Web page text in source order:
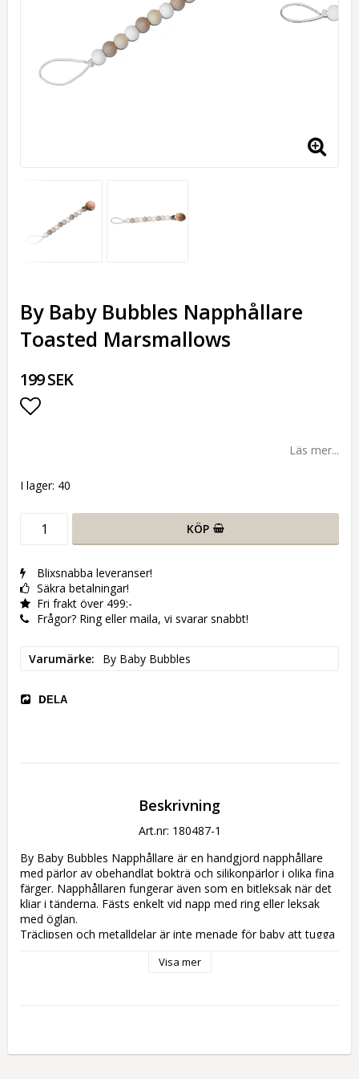
By Baby Bubbles Napphållare
Toasted Marsmallows
199 SEK
Läs mer...
I lager: 40
KÖP
Blixsnabba leveranser!
Säkra betalningar!
Fri frakt över 499:-
Frågor? Ring eller maila, vi svarar snabbt!
Varumärke By Baby Bubbles
DELA
Beskrivning
Art.nr: 180487-1
By Baby Bubbles Napphållare är en handgjord napphållare
med pärlor av obehandlat bokträ och silikonpärlor i olika fina
färger. Napphållaren fungerar även som en bitleksak när det
kliar i tänderna. Fästs enkelt vid napp med ring eller leksak
med öglan.
Träclipsen och metalldelar är inte menade för baby att tugga
Visa mer